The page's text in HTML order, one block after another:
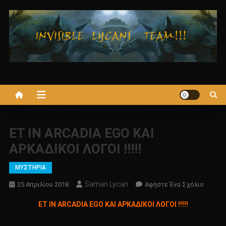
στο
περιεχόμενο
ΕΤ IN ARCADIA EGO ΚΑΙ
ΑΡΚΑΔΙΚΟΙ ΛΟΓΟΙ !!!!!
ΜΥΣΤΗΡΙΑ
25 Απριλίου 2018 Saman Lycan Αφήστε Ένα ΣχόλιοΓια
ΕΤ IN ARCADIA EGO ΚΑΙ ΑΡΚΑΔΙΚΟΙ ΛΟΓΟΙ !!!!!